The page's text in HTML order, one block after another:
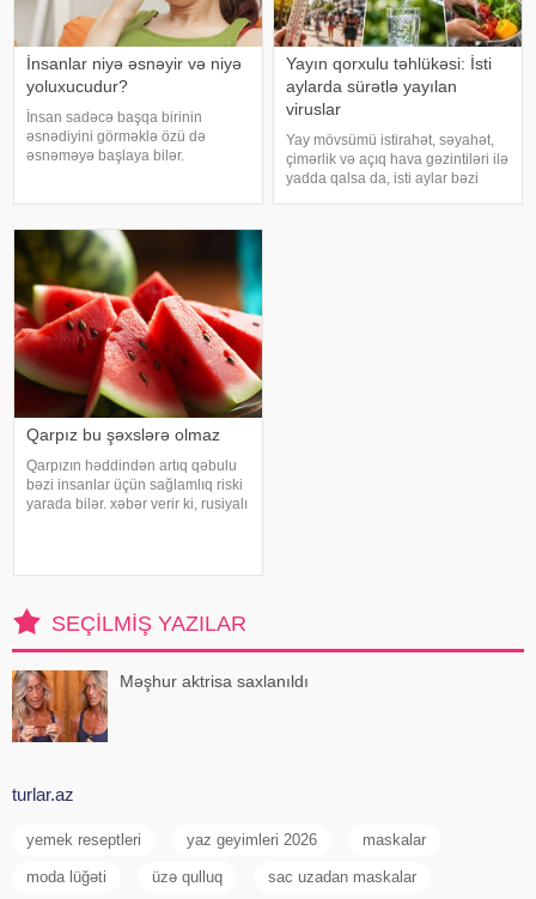
İnsanlar niyə əsnəyir və niyə
yoluxucudur?
İnsan sadəcə başqa birinin
əsnədiyini görməklə özü də
əsnəməyə başlaya bilər.
verir ki, əsnəmək insan
orqanizminin ən adi
Yayın qorxulu təhlükəsi: İsti
aylarda sürətlə yayılan
viruslar
Yay mövsümü istirahət, səyahət,
çimərlik və açıq hava gəzintiləri ilə
yadda qalsa da, isti aylar bəzi
Qarpız bu şəxslərə olmaz
Qarpızın həddindən artıq qəbulu
bəzi insanlar üçün sağlamlıq riski
yarada bilər. xəbər verir ki, rusiyalı
SEÇILMIŞ YAZILAR
Məşhur aktrisa saxlanıldı
turlar.az
yemek reseptleri yaz geyimleri 2026 maskalar
moda lüğəti üzə qulluq sac uzadan maskalar